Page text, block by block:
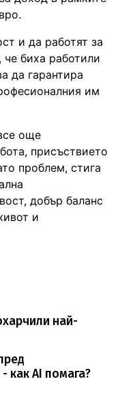
и да работят за
че биха работили
да гарантира
им
още
присъствието
проблем, стига
добър баланс
и
най-
как AI помага?